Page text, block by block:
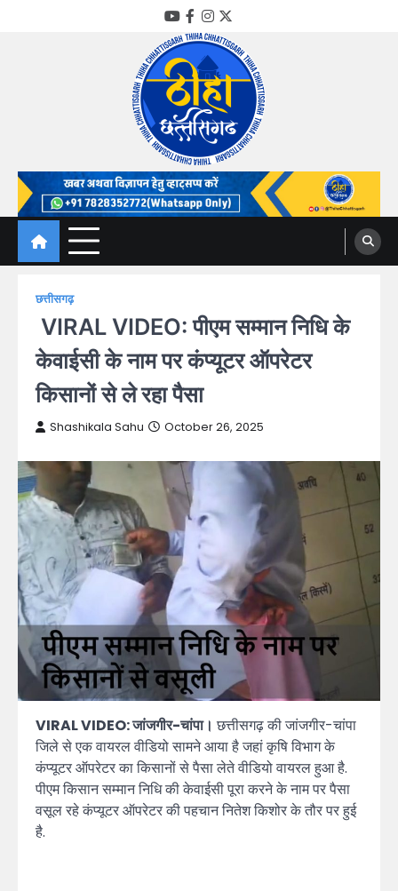
YouTube
Facebook
Instagram
Twitter
Thiha Chhattisgarh
गोठ जन-जन के
छत्तीसगढ़
VIRAL VIDEO: पीएम सम्मान निधि के
केवाईसी के नाम पर कंप्यूटर ऑपरेटर
किसानों से ले रहा पैसा
Shashikala Sahu October 26, 2025
VIRAL VIDEO: जांजगीर-चांपा। छत्तीसगढ़ की जांजगीर-चांपा
जिले से एक वायरल वीडियो सामने आया है जहां कृषि विभाग के
कंप्यूटर ऑपरेटर का किसानों से पैसा लेते वीडियो वायरल हुआ है.
पीएम किसान सम्मान निधि की केवाईसी पूरा करने के नाम पर पैसा
वसूल रहे कंप्यूटर ऑपरेटर की पहचान नितेश किशोर के तौर पर हुई
है.